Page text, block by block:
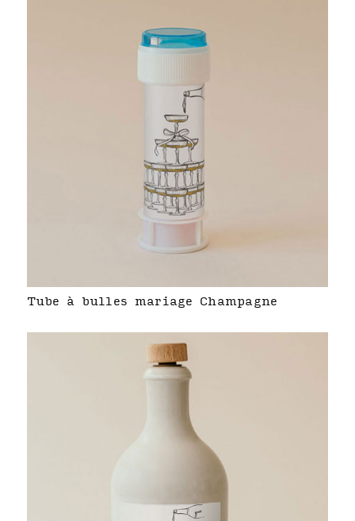
Tube à bulles mariage Champagne